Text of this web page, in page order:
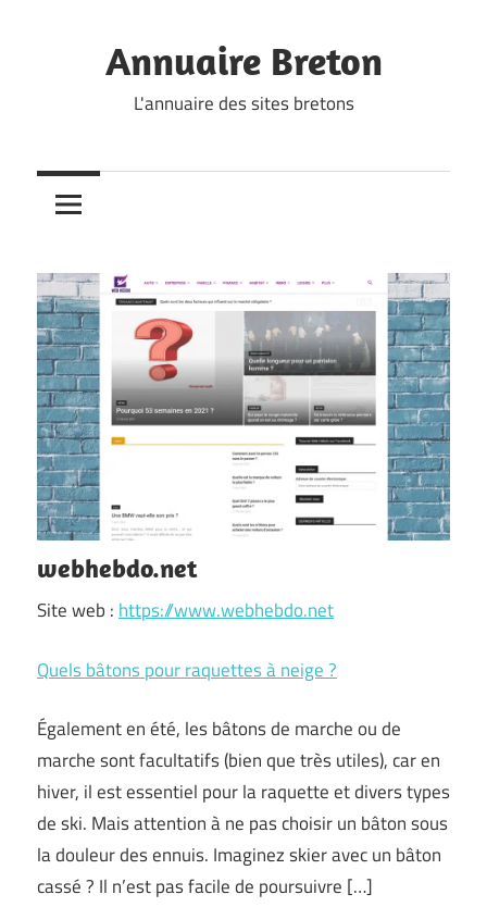
Annuaire Breton
L'annuaire des sites bretons
webhebdo.net
Site web : https://www.webhebdo.net
Quels bâtons pour raquettes à neige ?
Également en été, les bâtons de marche ou de
marche sont facultatifs (bien que très utiles), car en
hiver, il est essentiel pour la raquette et divers types
de ski. Mais attention à ne pas choisir un bâton sous
la douleur des ennuis. Imaginez skier avec un bâton
cassé ? Il n’est pas facile de poursuivre […]